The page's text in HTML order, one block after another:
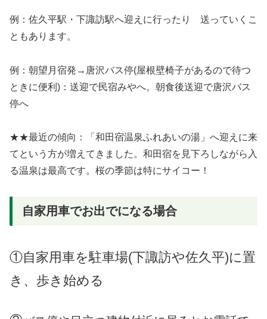
例：佐久平駅・下諏訪駅へ迎えに行ったり 送っていくこ
ともあります。
例：朝望月宿発→唐沢バス停(屋根壁椅子があるので待つ
ときに便利)：送迎で民宿みやへ。朝食後送迎で唐沢バス
停へ
★★最近の傾向：「和田宿温泉ふれあいの湯」へ迎えに来
てという方が増えてきました。和田宿を見下ろしながら入
る温泉は最高です。桜の季節は特にサイコー！
自家用車でお出でになる場合
①自家用車を駐車場(下諏訪や佐久平)に置
き、歩き始める